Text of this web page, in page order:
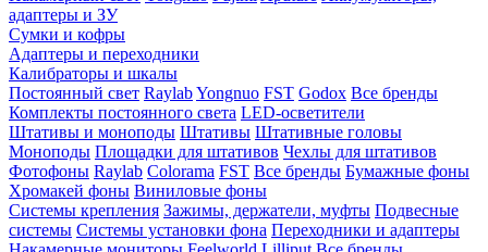
адаптеры и ЗУ
Сумки и кофры
Адаптеры и переходники
Калибраторы и шкалы
Постоянный свет RaylabYongnuo FST Godox Все бренды
Комплекты постоянного света LED-осветители
Штативы и моноподы Штативы Штативные головы
Моноподы Площадки для штативов Чехлы для штативов
Фотофоны Raylab Colorama FST Все бренды Бумажные фоны
Хромакей фоны Виниловые фоны
Системы крепления Зажимы, держатели, муфты Подвесные
системы Системы установки фона Переходники и адаптеры